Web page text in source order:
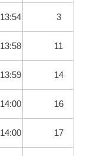
13:54 3
13:58 11
13:59 14
14:00 16
14:00 17